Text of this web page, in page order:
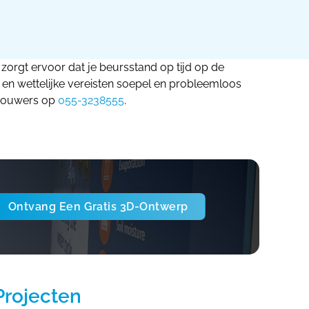
ervoor dat je beursstand op tijd op de
wettelijke vereisten soepel en probleemloos
op 055-3238555.
Ontvang Een Gratis 3D-Ontwerp